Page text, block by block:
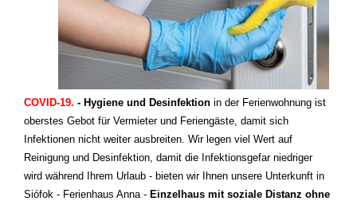
COVID-19. - Hygiene und Desinfektion in der Ferienwohnung ist
oberstes Gebot für Vermieter und Feriengäste, damit sich
Infektionen nicht weiter ausbreiten. Wir legen viel Wert auf
Reinigung und Desinfektion, damit die Infektionsgefar niedriger
wird während Ihrem Urlaub - bieten wir Ihnen unsere Unterkunft in
Siófok - Ferienhaus Anna - Einzelhaus mit soziale Distanz ohne